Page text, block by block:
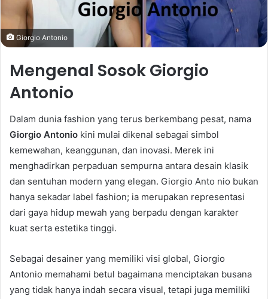
Giorgio Antonio
Mengenal Sosok Giorgio
Antonio
Dalam dunia fashion yang terus berkembang pesat, nama
Giorgio Antonio kini mulai dikenal sebagai simbol
kemewahan, keanggunan, dan inovasi. Merek ini
menghadirkan perpaduan sempurna antara desain klasik
dan sentuhan modern yang elegan. Giorgio Anto nio bukan
hanya sekadar label fashion; ia merupakan representasi
dari gaya hidup mewah yang berpadu dengan karakter
kuat serta estetika tinggi.
Sebagai desainer yang memiliki visi global, Giorgio
Antonio memahami betul bagaimana menciptakan busana
yang tidak hanya indah secara visual, tetapi juga memiliki